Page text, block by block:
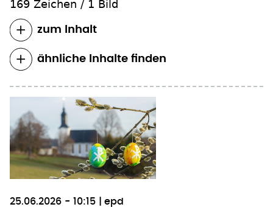
169 Zeichen / 1 Bild
zum Inhalt
ähnliche Inhalte finden
25.06.2026 - 10:15 epd